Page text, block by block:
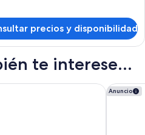
precios y disponibilidad
te interese...
Anuncio